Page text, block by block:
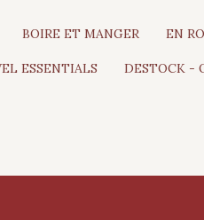
BOIRE ET MANGER EN
ESSENTIALS DESTOCK -